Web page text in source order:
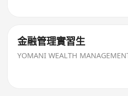
金融管理實習生
YOMANI WEALTH